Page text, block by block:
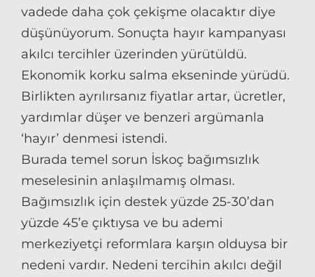
vadede daha çok çekişme olacaktır diye
düşünüyorum. Sonuçta hayır kampanyası
akılcı tercihler üzerinden yürütüldü.
Ekonomik korku salma ekseninde yürüdü.
Birlikten ayrılırsanız fiyatlar artar, ücretler,
yardımlar düşer ve benzeri argümanla
‘hayır’ denmesi istendi.
Burada temel sorun İskoç bağımsızlık
meselesinin anlaşılmamış olması.
Bağımsızlık için destek yüzde 25-30’dan
yüzde 45’e çıktıysa ve bu ademi
merkeziyetçi reformlara karşın olduysa bir
nedeni vardır. Nedeni tercihin akılcı değil